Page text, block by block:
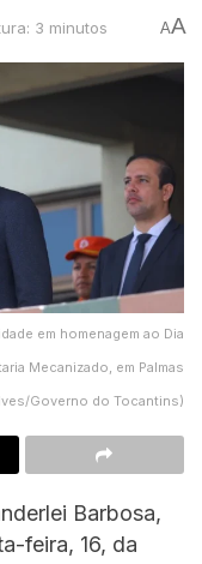
3 minutos AA
em homenagem ao Dia
Mecanizado, em Palmas
Governo do Tocantins)
Barbosa,
feira, 16, da